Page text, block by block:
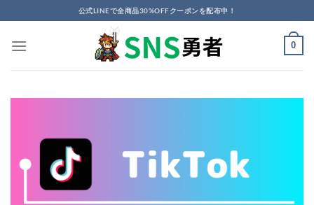
to
content
公式LINEで全商品30%OFFクーポンを配布中！
0